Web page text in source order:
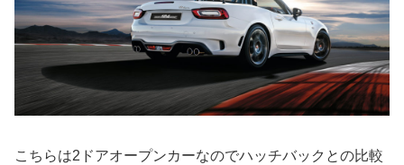
こちらは2ドアオープンカーなのでハッチバックとの比較